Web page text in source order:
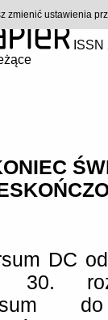
DC
30.
zmienić ustawienia